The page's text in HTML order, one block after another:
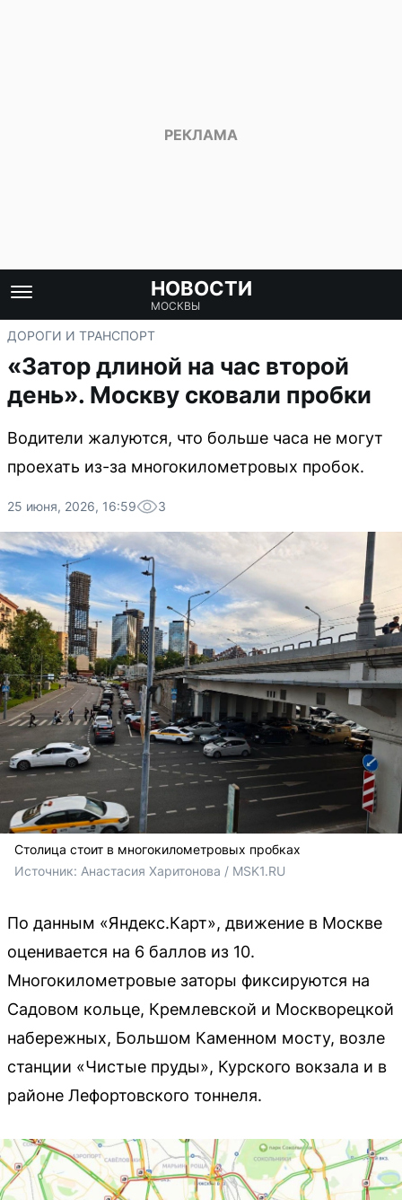
НОВОСТИ
МОСКВЫ
ДОРОГИ И ТРАНСПОРТ
«Затор длиной на час второй
день». Москву сковали пробки
Водители жалуются, что больше часа не могут
проехать из-за многокилометровых пробок.
25 июня, 2026, 16:59 3
Столица стоит в многокилометровых пробках
Источник: Анастасия Харитонова / MSK1.RU
По данным «Яндекс.Карт», движение в Москве
оценивается на 6 баллов из 10.
Многокилометровые заторы фиксируются на
Садовом кольце, Кремлевской и Москворецкой
набережных, Большом Каменном мосту, возле
станции «Чистые пруды», Курского вокзала и в
районе Лефортовского тоннеля.